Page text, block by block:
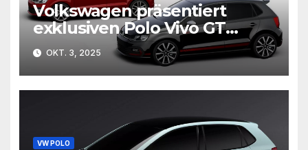
Volkswagen präsentiert
exklusiven Polo Vivo GT
Concept auf
südafrikanischem
Automobilfestival
OKT. 3, 2025
VW POLO